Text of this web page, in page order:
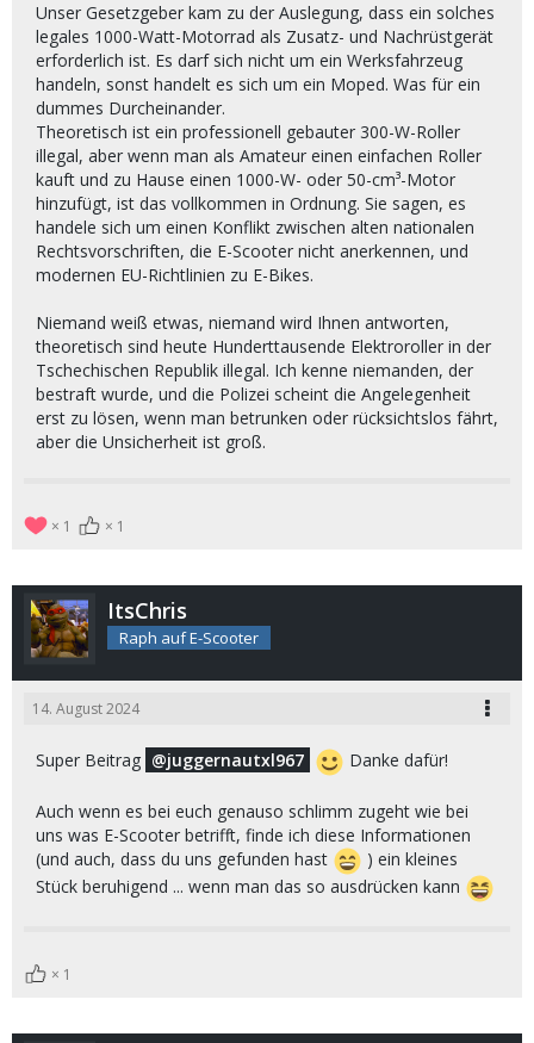
Unser Gesetzgeber kam zu der Auslegung, dass ein solches
legales 1000-Watt-Motorrad als Zusatz- und Nachrüstgerät
erforderlich ist. Es darf sich nicht um ein Werksfahrzeug
handeln, sonst handelt es sich um ein Moped. Was für ein
dummes Durcheinander.
Theoretisch ist ein professionell gebauter 300-W-Roller
illegal, aber wenn man als Amateur einen einfachen Roller
kauft und zu Hause einen 1000-W- oder 50-cm³-Motor
hinzufügt, ist das vollkommen in Ordnung. Sie sagen, es
handele sich um einen Konflikt zwischen alten nationalen
Rechtsvorschriften, die E-Scooter nicht anerkennen, und
modernen EU-Richtlinien zu E-Bikes.
Niemand weiß etwas, niemand wird Ihnen antworten,
theoretisch sind heute Hunderttausende Elektroroller in der
Tschechischen Republik illegal. Ich kenne niemanden, der
bestraft wurde, und die Polizei scheint die Angelegenheit
erst zu lösen, wenn man betrunken oder rücksichtslos fährt,
aber die Unsicherheit ist groß.
1 1
ItsChris
Raph auf E-Scooter
14. August 2024
Super Beitrag juggernautxl967 Danke dafür!
Auch wenn es bei euch genauso schlimm zugeht wie bei
uns was E-Scooter betrifft, finde ich diese Informationen
(und auch, dass du uns gefunden hast
) ein kleines
Stück beruhigend ... wenn man das so ausdrücken kann
1